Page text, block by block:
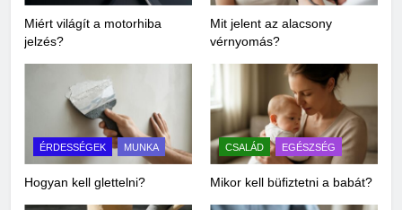
Miért világít a motorhiba
jelzés?
Mit jelent az alacsony
vérnyomás?
ÉRDESSÉGEK MUNKA
Hogyan kell glettelni?
CSALÁD EGÉSZSÉG
Mikor kell büfiztetni a babát?